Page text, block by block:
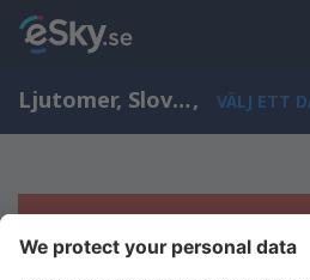
Ljutomer, Slovenien, VÄLJ ETT